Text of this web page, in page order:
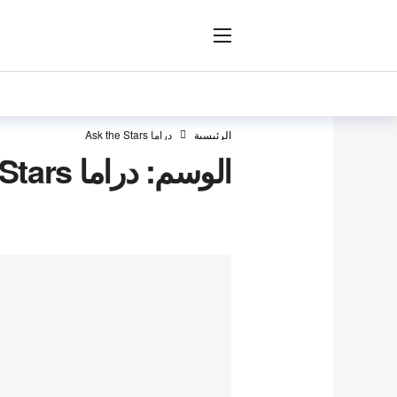
الرئيسية دراما Ask the Stars
الوسم:دراما Ask the Stars